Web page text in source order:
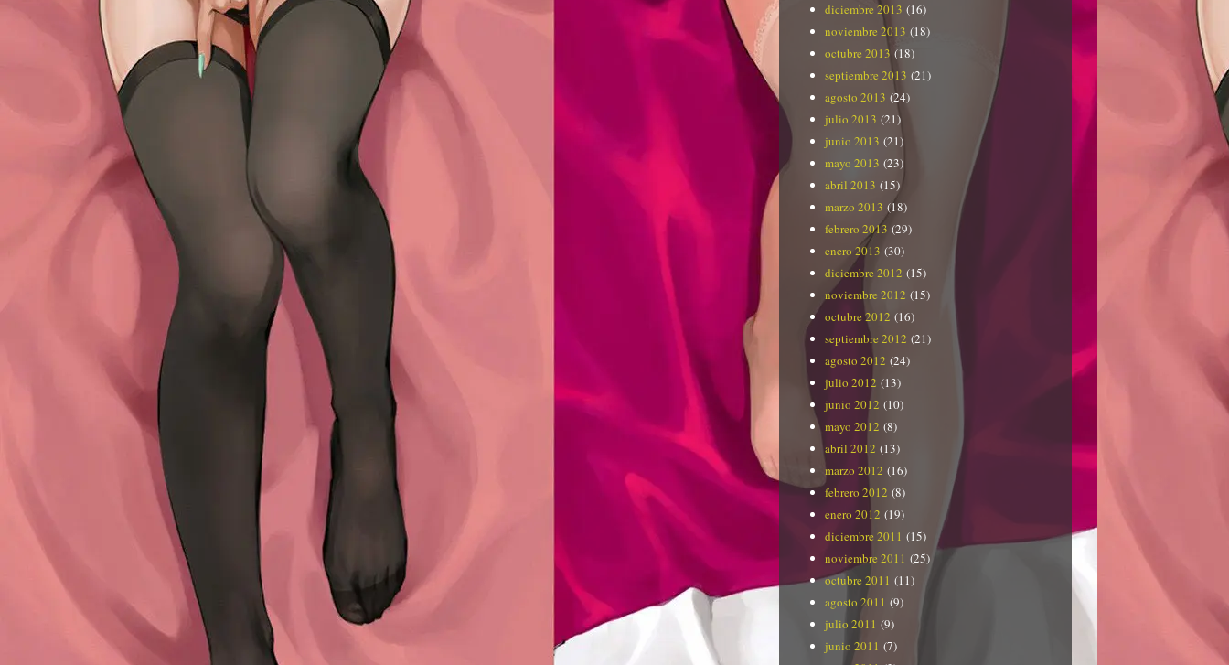
diciembre 2013 (16)
noviembre 2013 (18)
octubre 2013 (18)
septiembre 2013 (21)
agosto 2013 (24)
julio 2013 (21)
junio 2013 (21)
mayo 2013 (23)
abril 2013 (15)
marzo 2013 (18)
febrero 2013 (29)
enero 2013 (30)
diciembre 2012 (15)
noviembre 2012 (15)
octubre 2012 (16)
septiembre 2012 (21)
agosto 2012 (24)
julio 2012 (13)
junio 2012 (10)
mayo 2012 (8)
abril 2012 (13)
marzo 2012 (16)
febrero 2012 (8)
enero 2012 (19)
diciembre 2011 (15)
noviembre 2011 (25)
octubre 2011 (11)
agosto 2011 (9)
julio 2011 (9)
junio 2011 (7)